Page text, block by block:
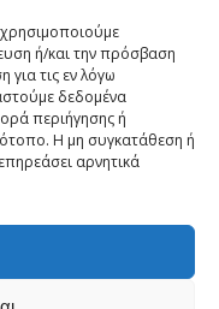
ή/και την πρόσβαση
τις εν λόγω
δεδομένα
περιήγησης ή
Η μη συγκατάθεση ή
αρνητικά
Οφθαλμών
Τομογραφία
(OCT)